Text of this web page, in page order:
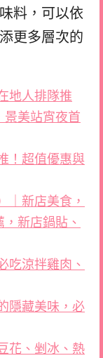
料，可以依
更多層次的
地人排隊推
景美站宵夜首
！超值優惠與
｜新店美食，
新店鍋貼、
吃涼拌雞肉、
隱藏美味，必
花、剉冰、熱